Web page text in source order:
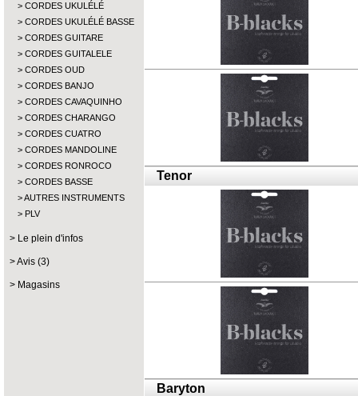
CORDES UKULÉLÉ
CORDES UKULÉLÉ BASSE
CORDES GUITARE
CORDES GUITALELE
CORDES OUD
CORDES BANJO
CORDES CAVAQUINHO
CORDES CHARANGO
CORDES CUATRO
CORDES MANDOLINE
CORDES RONROCO
CORDES BASSE
AUTRES INSTRUMENTS
PLV
Le plein d'infos
Avis (3)
Magasins
Tenor
Baryton